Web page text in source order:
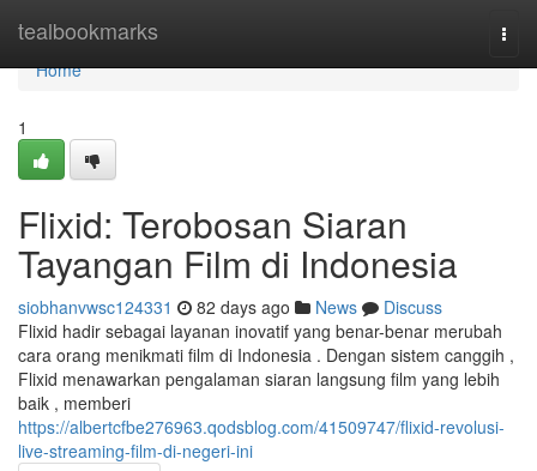
tealbookmarks
Home
Home
1
Flixid: Terobosan Siaran
Tayangan Film di Indonesia
siobhanvwsc124331 82 days ago News
Discuss
Flixid hadir sebagai layanan inovatif yang benar-benar merubah
cara orang menikmati film di Indonesia . Dengan sistem canggih ,
Flixid menawarkan pengalaman siaran langsung film yang lebih
baik , memberi
https://albertcfbe276963.qodsblog.com/41509747/flixid-revolusi-
live-streaming-film-di-negeri-ini